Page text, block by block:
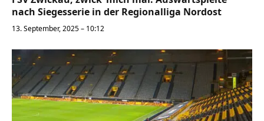
nach Siegesserie in der Regionalliga Nordost
13. September, 2025 – 10:12